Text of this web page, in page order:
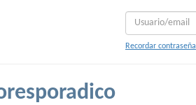
Recordar contraseña